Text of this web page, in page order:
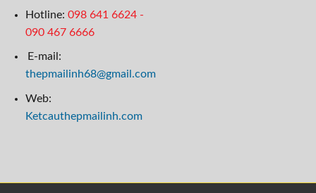
Hotline: 098 641 6624-
090 467 6666
E-mail:
thepmailinh68@gmail.com
Web:
Ketcauthepmailinh.com